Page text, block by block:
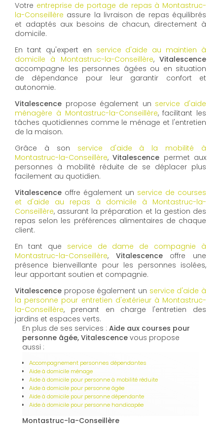
Votre entreprise de portage de repas à Montastruc-
la-Conseillère assure la livraison de repas équilibrés
et adaptés aux besoins de chacun, directement à
domicile.
En tant qu'expert en service d'aide au maintien à
domicile à Montastruc-la-Conseillère,Vitalescence
accompagne les personnes âgées ou en situation
de dépendance pour leur garantir confort et
autonomie.
Vitalescence propose également un service d'aide
ménagère à Montastruc-la-Conseillère, facilitant les
tâches quotidiennes comme le ménage et l'entretien
de la maison.
Grâce à son service d'aide à la mobilité à
Montastruc-la-Conseillère,Vitalescence permet aux
personnes à mobilité réduite de se déplacer plus
facilement au quotidien.
Vitalescence offre également un service de courses
et d'aide au repas à domicile à Montastruc-la-
Conseillère, assurant la préparation et la gestion des
repas selon les préférences alimentaires de chaque
client.
En tant que service de dame de compagnie à
Montastruc-la-Conseillère, Vitalescenceoffre une
présence bienveillante pour les personnes isolées,
leur apportant soutien et compagnie.
Vitalescence propose également un service d'aide à
la personne pour entretien d'extérieur à Montastruc-
la-Conseillère, prenant en charge l'entretien des
jardins et espaces verts.
En plus de ses services : Aide aux courses pour
personne âgée, Vitalescence vous propose
aussi :
Accompagnement personnes dépendantes
Aide à domicile ménage
Aide à domicile pour personne à mobilité réduite
Aide à domicile pour personne âgée
Aide à domicile pour personne dépendante
Aide à domicile pour personne handicapée
Montastruc-la-Conseillère